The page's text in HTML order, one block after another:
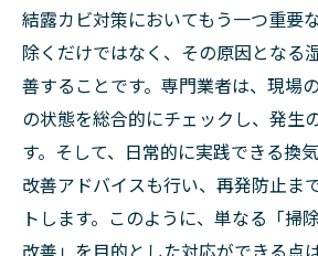
結露カビ対策においてもう一つ重要
除くだけではなく、その原因となる
善することです。専門業者は、現場
の状態を総合的にチェックし、発生
す。そして、日常的に実践できる換
改善アドバイスも行い、再発防止ま
トします。このように、単なる「掃
改善」を目的とした対応ができる点